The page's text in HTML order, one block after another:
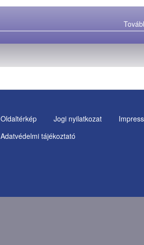
Footer
Menu
Oldaltérkép Jogi nyilatkozat
Adatvédelmi tájékoztató